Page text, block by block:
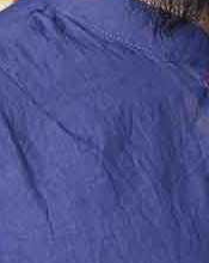
1966 1965
1964
1959
1958
1953 1952
1951
1940 1939
1938
1933
1932
1927 1926
1920
1919
1914
1912
1907
1900